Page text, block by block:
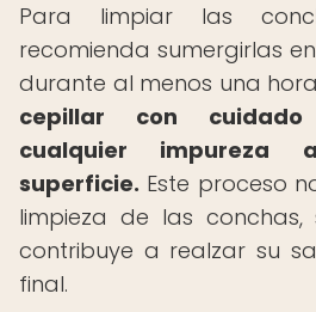
Para limpiar las
recomienda sumergirlas
durante al menos una
cepillar con
cualquier impureza
superficie. Este proceso
limpieza de las
contribuye a realzar su
final.